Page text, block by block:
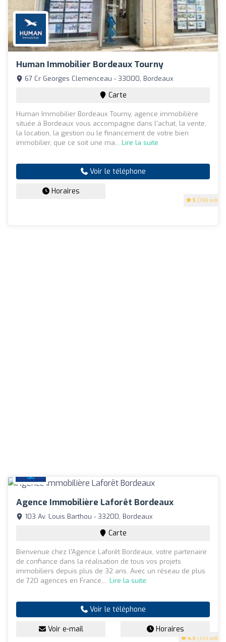
Human Immobilier Bordeaux Tourny
5 (196 avis)
67 Cr Georges Clemenceau - 33000, Bordeaux
Carte
Human Immobilier Bordeaux Tourny, agence immobilière
située à Bordeaux vous accompagne dans l'achat, la vente,
la location, la gestion ou le financement de votre bien
immobilier, que ce soit une ma... Lire la suite
Voir le téléphone
Horaires
Agence Immobilière Laforêt Bordeaux
4.9 (199 avis)
103 Av. Louis Barthou - 33200, Bordeaux
Carte
Bienvenue chez l’Agence Laforêt Bordeaux, votre partenaire
de confiance dans la réalisation de tous vos projets
immobiliers depuis plus de 32 ans. Avec un réseau de plus
de 720 agences en France,... Lire la suite
Voir le téléphone
Voir e-mail Horaires